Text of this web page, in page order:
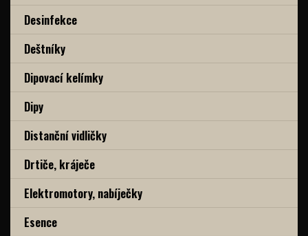
Desinfekce
Deštníky
Dipovací kelímky
Dipy
Distanční vidličky
Drtiče, kráječe
Elektromotory, nabíječky
Esence